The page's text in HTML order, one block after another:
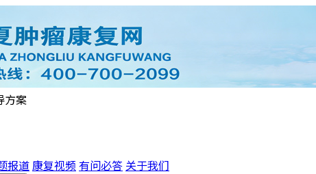
方案
报道康复视频 有问必答 关于我们